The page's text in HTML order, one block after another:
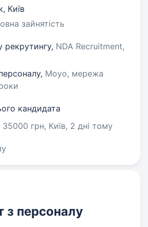
, Київ
зайнятість
рекрутингу, NDA Recruitment,
Moyo, мережа
кандидата
35000 грн, Київ, 2 дні тому
з персоналу